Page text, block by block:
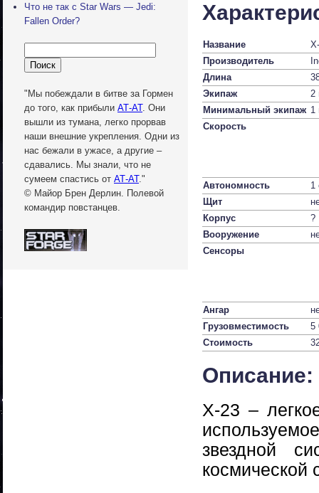
Что не так с Star Wars — Jedi:
Fallen Order?
"Мы побеждали в битве за Гормен
до того, как прибыли АТ-АТ. Они
вышли из тумана, легко прорвав
наши внешние укрепления. Одни из
нас бежали в ужасе, а другие –
сдавались. Мы знали, что не
сумеем спастись от АТ-АТ."
© Майор Брен Дерлин. Полевой
командир повстанцев.
Название
Производитель
Длина
Экипаж
2
Минимальный экипаж 1
Скорость
Автономность
1
Щит
Корпус
?
Вооружение
Сенсоры
Ангар
Грузовместимость
5
Стоимость
Описание:
Х-23 –
звездной
космической